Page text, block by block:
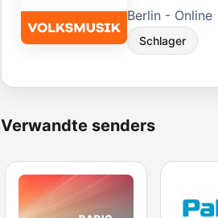
Berlin - Online
Schlager
Verwandte senders